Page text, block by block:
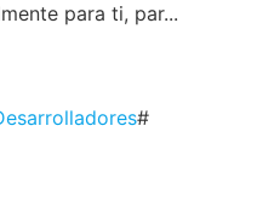
para ti, par...
#